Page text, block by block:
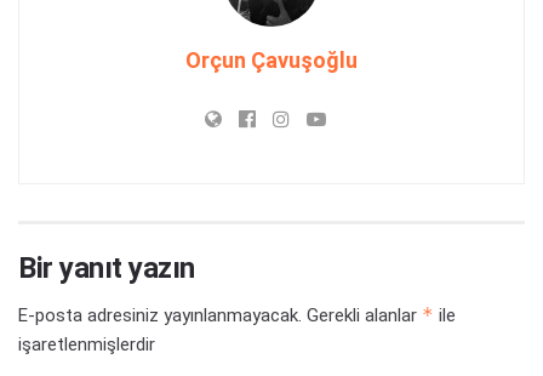
Orçun Çavuşoğlu
Bir yanıt yazın
E-posta adresiniz yayınlanmayacak. Gerekli alanlar * ile
işaretlenmişlerdir